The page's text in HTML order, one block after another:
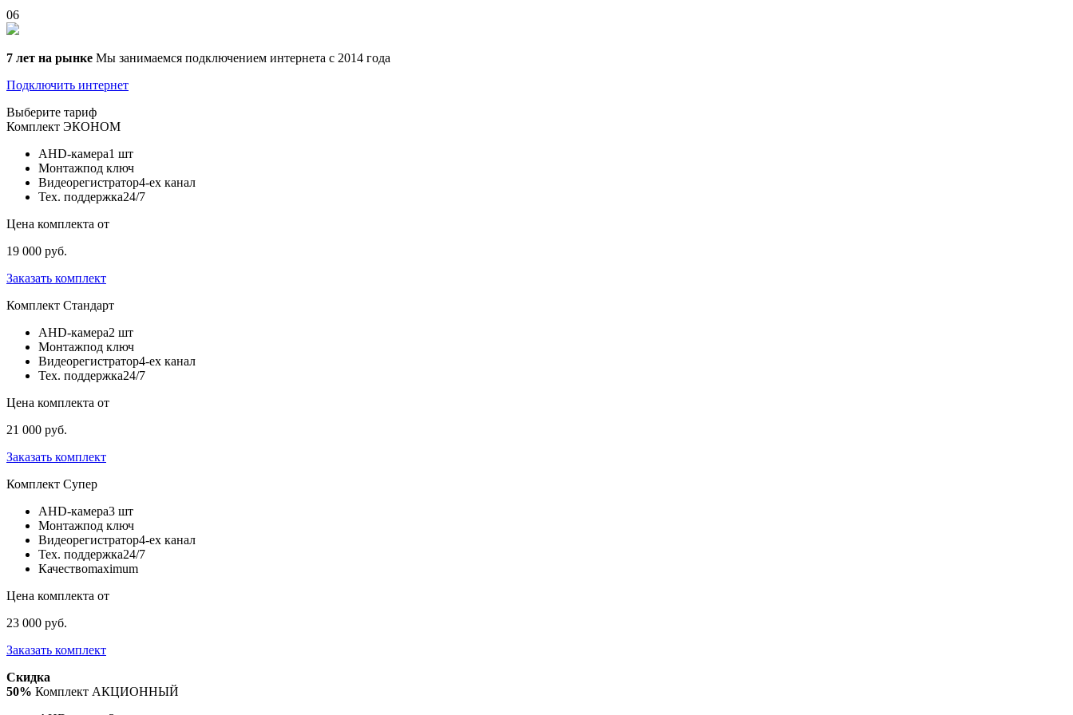
06
7 лет на рынке Мы занимаемся подключением интернета с 2014 года
Подключить интернет
Выберите тариф
Комплект ЭКОНОМ
AHD-камера1 шт
Монтажпод ключ
Видеорегистратор4-ех канал
Тех. поддержка24/7
Цена комплекта от
19 000 руб.
Заказать комплект
Комплект Стандарт
AHD-камера2 шт
Монтажпод ключ
Видеорегистратор4-ех канал
Тех. поддержка24/7
Цена комплекта от
21 000 руб.
Заказать комплект
Комплект Супер
AHD-камера3 шт
Монтажпод ключ
Видеорегистратор4-ех канал
Тех. поддержка24/7
Качествоmaximum
Цена комплекта от
23 000 руб.
Заказать комплект
Скидка
50% Комплект АКЦИОННЫЙ